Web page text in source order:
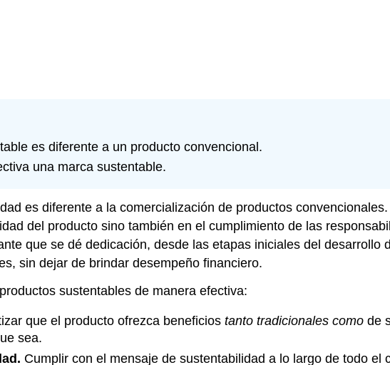
es diferente a un producto convencional.
una marca sustentable.
es diferente a la comercialización de productos
del producto sino también en el cumplimiento de las
que se dé dedicación, desde las etapas iniciales del desarrollo
sin dejar de brindar desempeño financiero.
sustentables de manera efectiva:
que el producto ofrezca beneficios tanto tradicionales comode
sea.
Cumplir con el mensaje de sustentabilidad a lo largo de todo el